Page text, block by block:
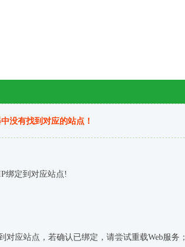
没有找到对应的站点！
绑定到对应站点!
对应站点，若确认已绑定，请尝试重载Web服务；